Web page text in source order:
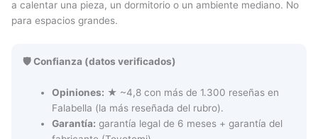
a calentar una pieza, un dormitorio o un ambiente mediano. No
para espacios grandes.
🛡️ Confianza (datos verificados)
Opiniones: ★ ~4,8 con más de 1.300 reseñas en
Falabella (la más reseñada del rubro).
Garantía: garantía legal de 6 meses + garantía del